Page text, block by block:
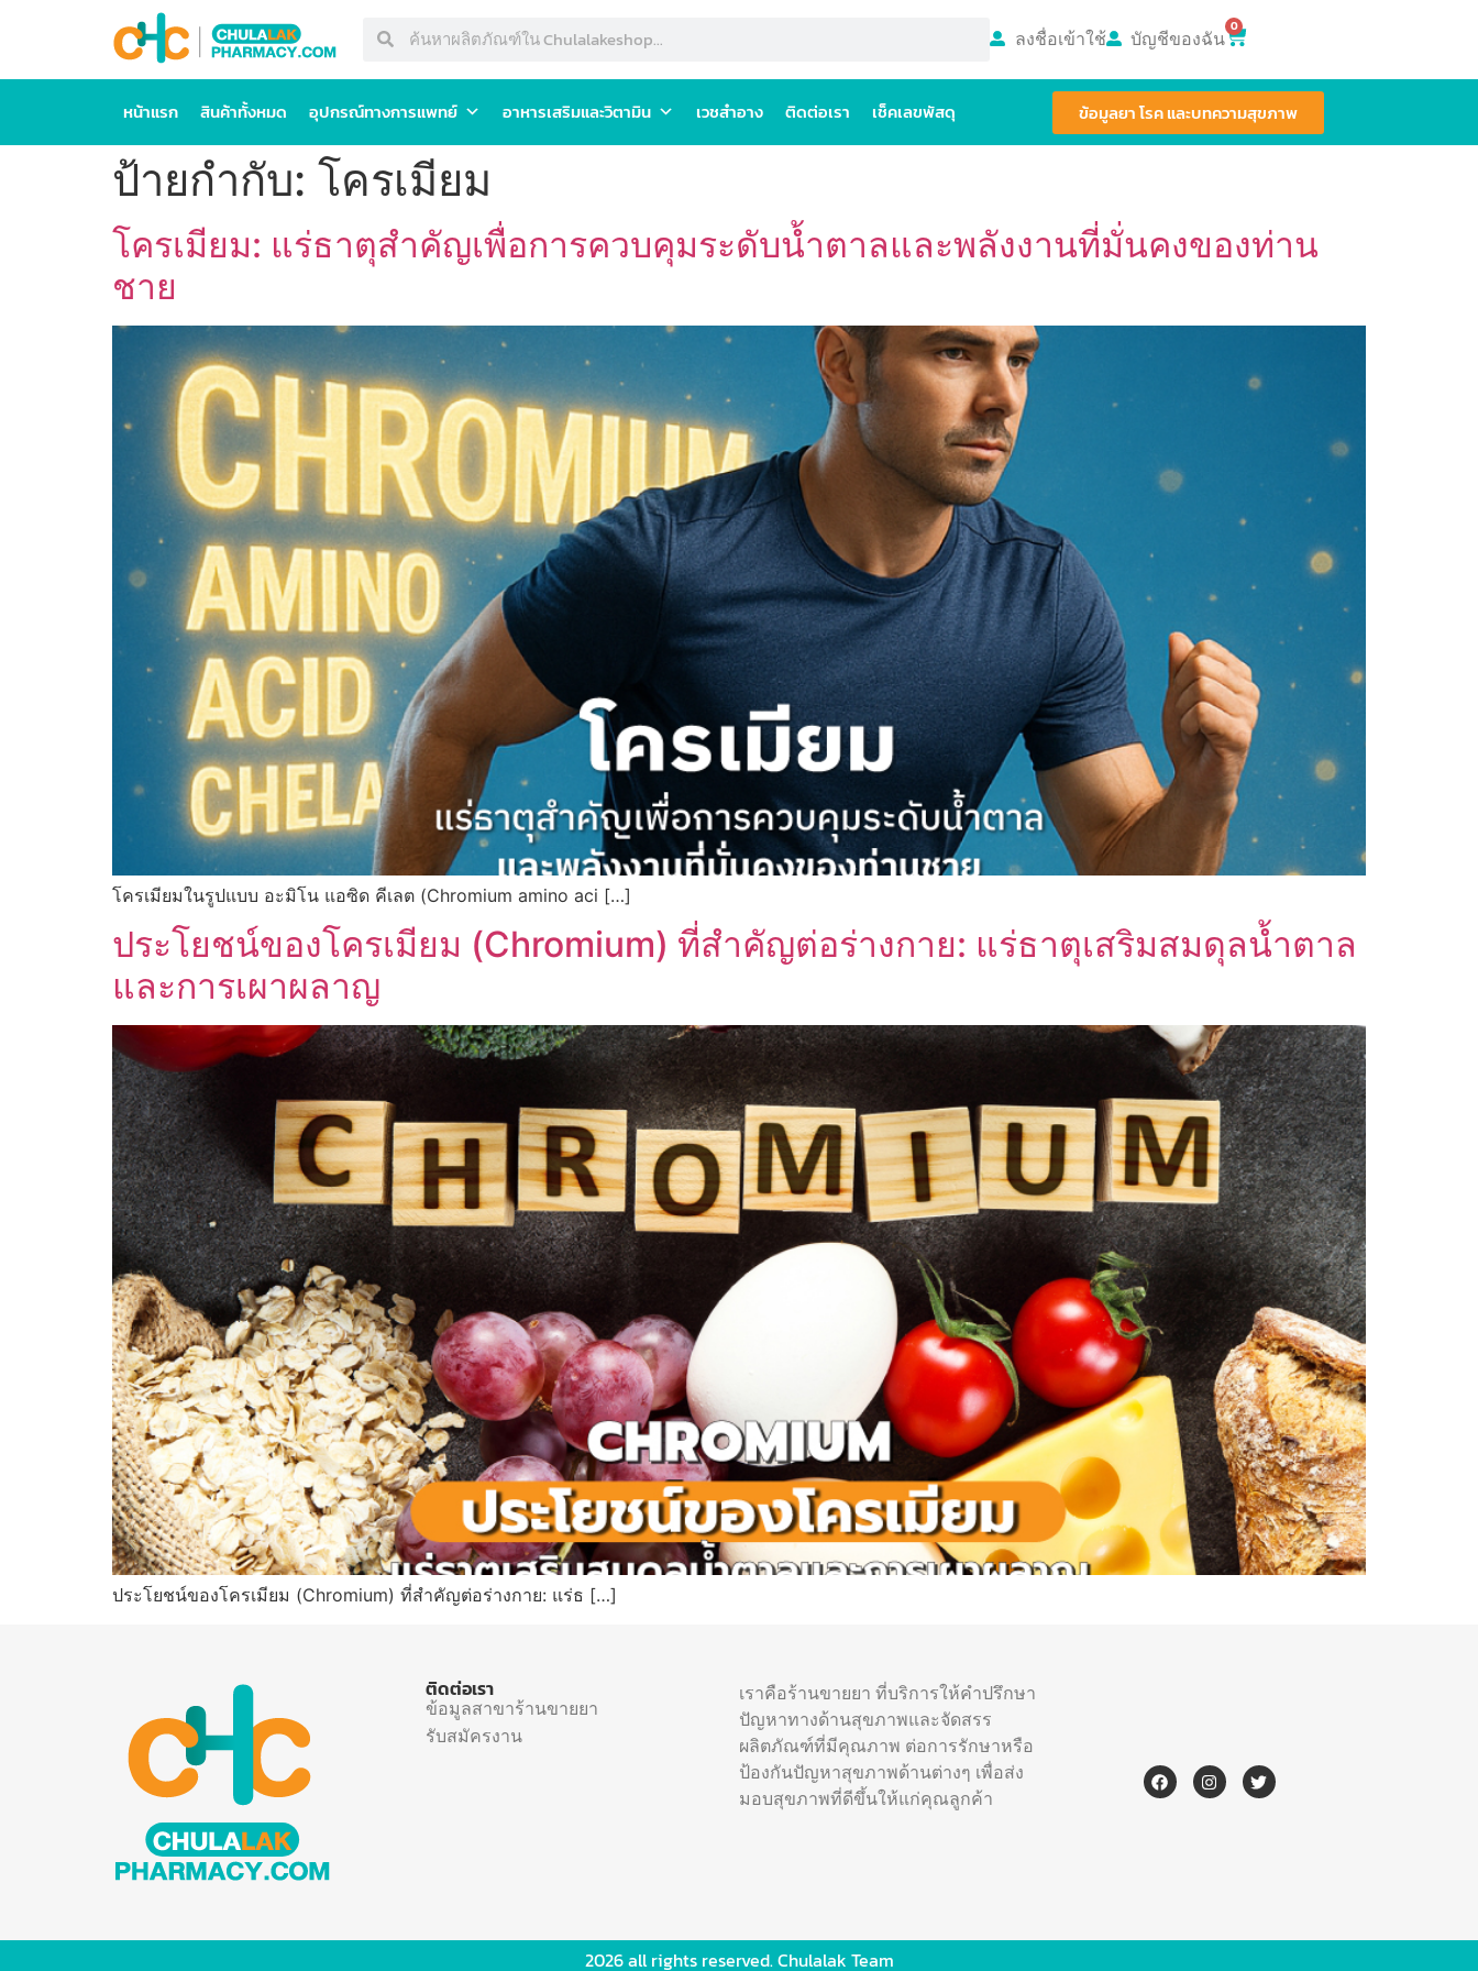
ลงชื่อเข้าใช้ บัญชีของฉัน 0
หน้าแรก สินค้าทั้งหมด อุปกรณ์ทางการแพทย์ อาหารเสริมและวิตามิน เวชสำอาง ติดต่อเรา เช็คเลขพัสดุ ข้อมูลยา โรค และบทความสุขภาพ
ป้ายกำกับ: โครเมียม
โครเมียม: แร่ธาตุสำคัญเพื่อการควบคุมระดับน้ำตาลและพลังงานที่มั่นคงของท่าน
ชาย
โครเมียมในรูปแบบ อะมิโน แอซิด คีเลต (Chromium amino aci […]
ประโยชน์ของโครเมียม (Chromium) ที่สำคัญต่อร่างกาย: แร่ธาตุเสริมสมดุลน้ำตาล
และการเผาผลาญ
ประโยชน์ของโครเมียม (Chromium) ที่สำคัญต่อร่างกาย: แร่ธ […]
ติดต่อเรา
ข้อมูลสาขาร้านขายยา
รับสมัครงาน
เราคือร้านขายยา ที่บริการให้คำปรึกษา
ปัญหาทางด้านสุขภาพและจัดสรร
ผลิตภัณฑ์ที่มีคุณภาพ ต่อการรักษาหรือ
ป้องกันปัญหาสุขภาพด้านต่างๆ เพื่อส่ง
มอบสุขภาพที่ดีขึ้นให้แก่คุณลูกค้า
2026 all rights reserved. Chulalak Team